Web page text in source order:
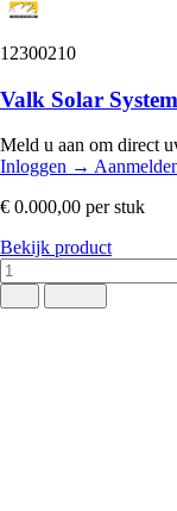
12300210
Valk Solar
Meld u aan om direct
Inloggen →
€ 0.000,00 per stuk
Bekijk product